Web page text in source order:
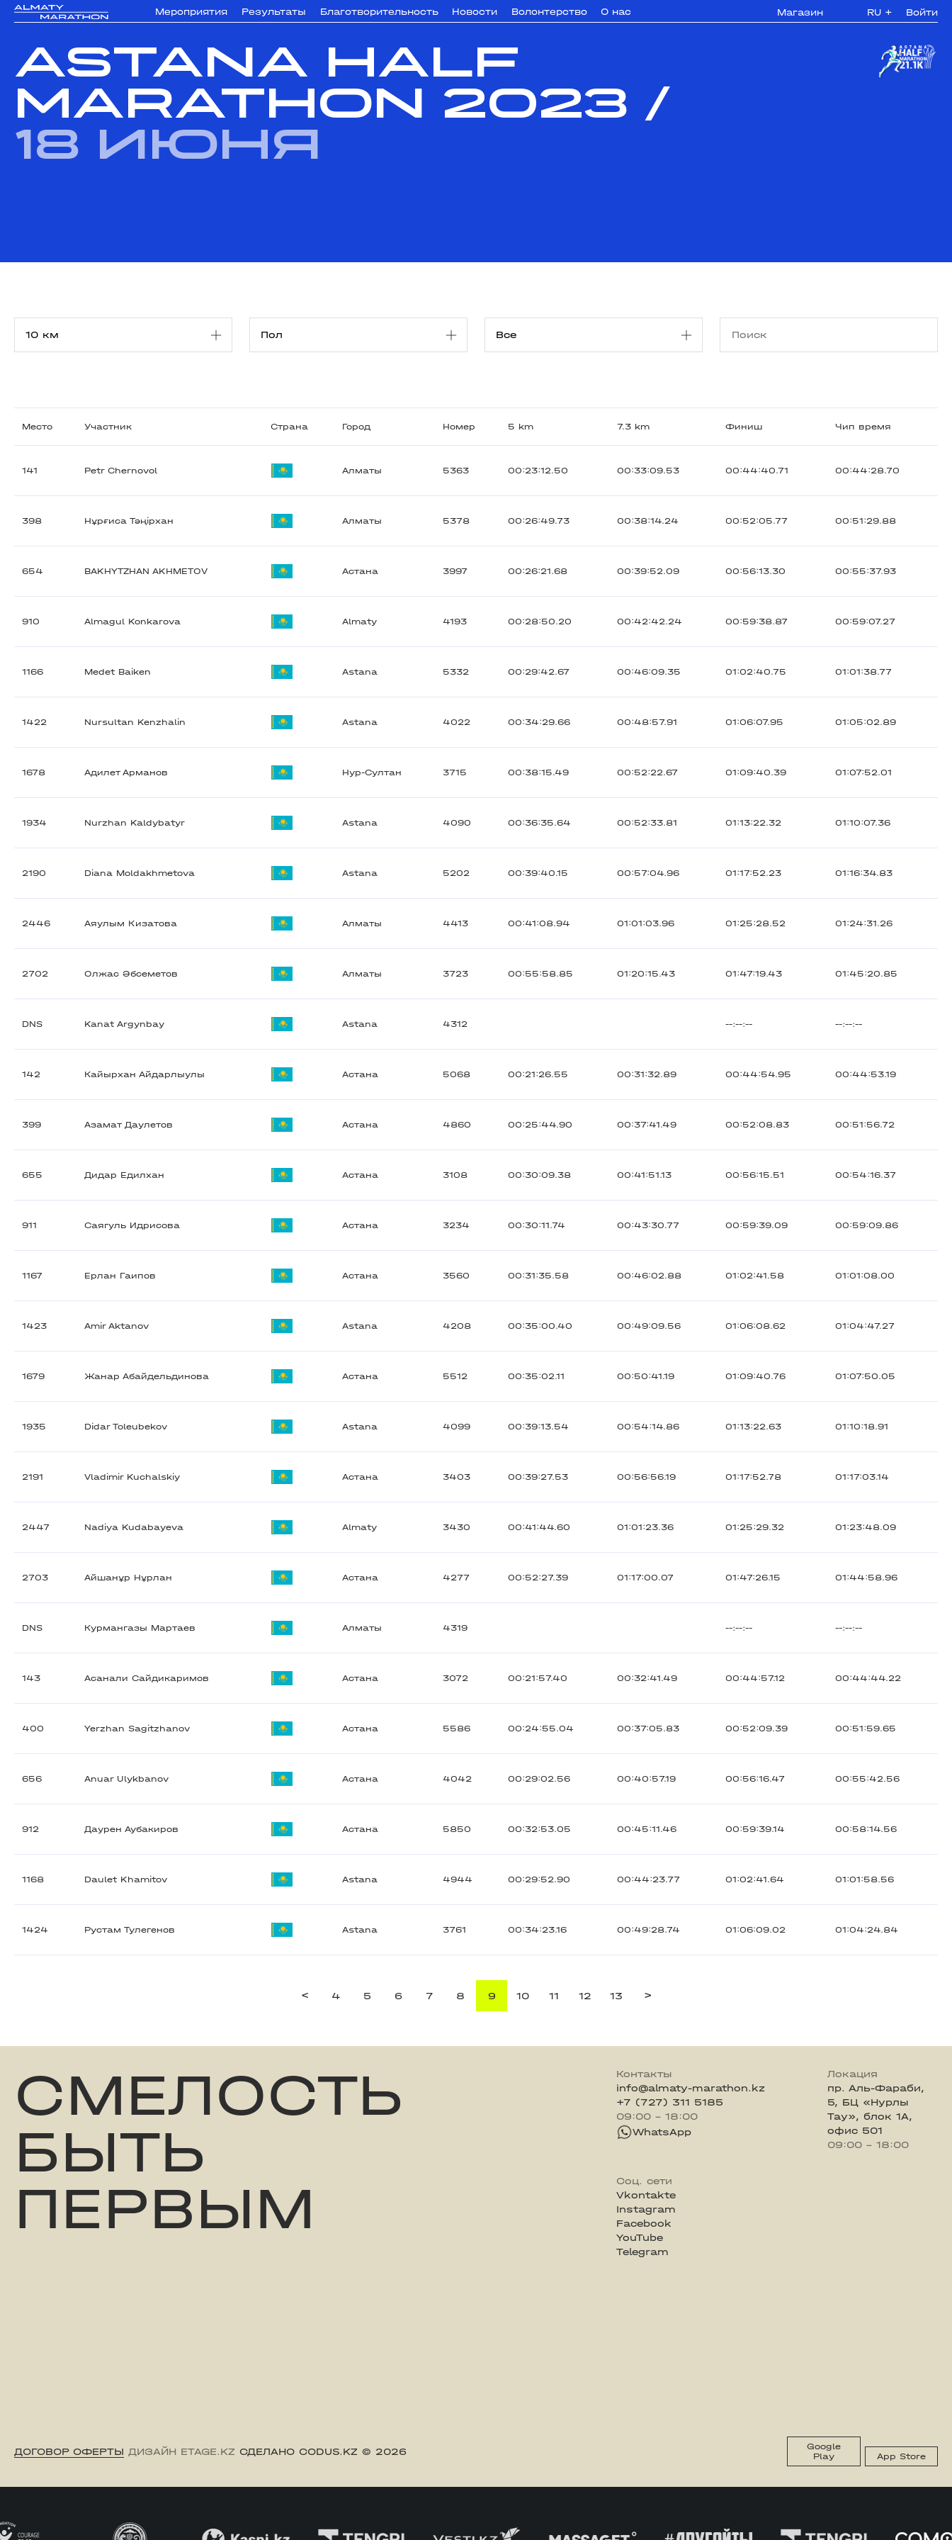
Мероприятия Результаты Благотворительность Новости Волонтерство О нас Магазин RU + Войти
Astana Half
Marathon 2023 /
18 июня
Место Участник Страна Город Номер 5 km 7.3 km Финиш Чип время
141 Petr Chernovol Алматы 5363 00:23:12.50 00:33:09.53 00:44:40.71 00:44:28.70
398 Нұрғиса Тәңірхан Алматы 5378 00:26:49.73 00:38:14.24 00:52:05.77 00:51:29.88
654 BAKHYTZHAN AKHMETOV Астана 3997 00:26:21.68 00:39:52.09 00:56:13.30 00:55:37.93
910 Almagul Konkarova Almaty 4193 00:28:50.20 00:42:42.24 00:59:38.87 00:59:07.27
1166 Medet Baiken Astana 5332 00:29:42.67 00:46:09.35 01:02:40.75 01:01:38.77
1422 Nursultan Kenzhalin Astana 4022 00:34:29.66 00:48:57.91 01:06:07.95 01:05:02.89
1678 Адилет Арманов Нур-Султан 3715 00:38:15.49 00:52:22.67 01:09:40.39 01:07:52.01
1934 Nurzhan Kaldybatyr Astana 4090 00:36:35.64 00:52:33.81 01:13:22.32 01:10:07.36
2190 Diana Moldakhmetova Astana 5202 00:39:40.15 00:57:04.96 01:17:52.23 01:16:34.83
2446 Аяулым Кизатова Алматы 4413 00:41:08.94 01:01:03.96 01:25:28.52 01:24:31.26
2702 Олжас Әбсеметов Алматы 3723 00:55:58.85 01:20:15.43 01:47:19.43 01:45:20.85
DNS Kanat Argynbay Astana 4312 --:--:-- --:--:--
142 Кайырхан Айдарлыулы Астана 5068 00:21:26.55 00:31:32.89 00:44:54.95 00:44:53.19
399 Азамат Даулетов Астана 4860 00:25:44.90 00:37:41.49 00:52:08.83 00:51:56.72
655 Дидар Едилхан Астана 3108 00:30:09.38 00:41:51.13 00:56:15.51 00:54:16.37
911 Саягуль Идрисова Астана 3234 00:30:11.74 00:43:30.77 00:59:39.09 00:59:09.86
1167 Ерлан Гаипов Астана 3560 00:31:35.58 00:46:02.88 01:02:41.58 01:01:08.00
1423 Amir Aktanov Astana 4208 00:35:00.40 00:49:09.56 01:06:08.62 01:04:47.27
1679 Жанар Абайдельдинова Астана 5512 00:35:02.11 00:50:41.19 01:09:40.76 01:07:50.05
1935 Didar Toleubekov Astana 4099 00:39:13.54 00:54:14.86 01:13:22.63 01:10:18.91
2191 Vladimir Kuchalskiy Астана 3403 00:39:27.53 00:56:56.19 01:17:52.78 01:17:03.14
2447 Nadiya Kudabayeva Almaty 3430 00:41:44.60 01:01:23.36 01:25:29.32 01:23:48.09
2703 Айшанұр Нұрлан Астана 4277 00:52:27.39 01:17:00.07 01:47:26.15 01:44:58.96
DNS Курмангазы Мартаев Алматы 4319 --:--:-- --:--:--
143 Асанали Сайдикаримов Астана 3072 00:21:57.40 00:32:41.49 00:44:57.12 00:44:44.22
400 Yerzhan Sagitzhanov Астана 5586 00:24:55.04 00:37:05.83 00:52:09.39 00:51:59.65
656 Anuar Ulykbanov Астана 4042 00:29:02.56 00:40:57.19 00:56:16.47 00:55:42.56
912 Даурен Аубакиров Астана 5850 00:32:53.05 00:45:11.46 00:59:39.14 00:58:14.56
1168 Daulet Khamitov Astana 4944 00:29:52.90 00:44:23.77 01:02:41.64 01:01:58.56
1424 Рустам Тулегенов Astana 3761 00:34:23.16 00:49:28.74 01:06:09.02 01:04:24.84
< 4 5 6 7 8 9 10 11 12 13 >
СМЕЛОСТЬ
БЫТЬ
ПЕРВЫМ
Контакты
info@almaty-marathon.kz
+7 (727) 311 5185
09:00 - 18:00
WhatsApp
Локация
пр. Аль-Фараби,
5, БЦ «Нурлы
Тау», блок 1А,
офис 501
09:00 - 18:00
Соц. сети
Vkontakte
Instagram
Facebook
YouTube
Telegram
ДОГОВОР ОФЕРТЫ ДИЗАЙН ETAGE.KZ СДЕЛАНО CODUS.KZ © 2026
Google
Play
App Store